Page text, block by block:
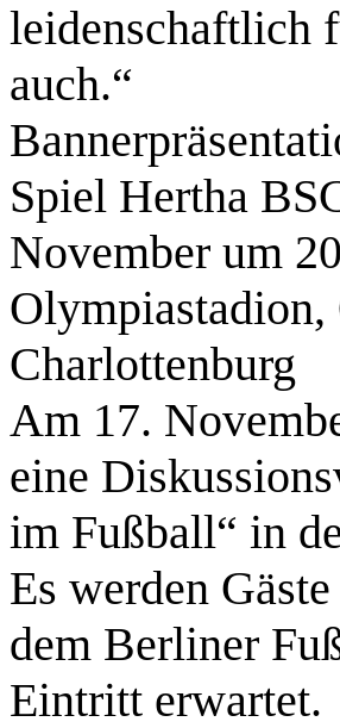
leidenschaftlich
auch.“
Spiel Hertha
November um
Charlottenburg
Am 17.
eine
im Fußball“ in
Es werden
dem Berliner
Eintritt erwartet.